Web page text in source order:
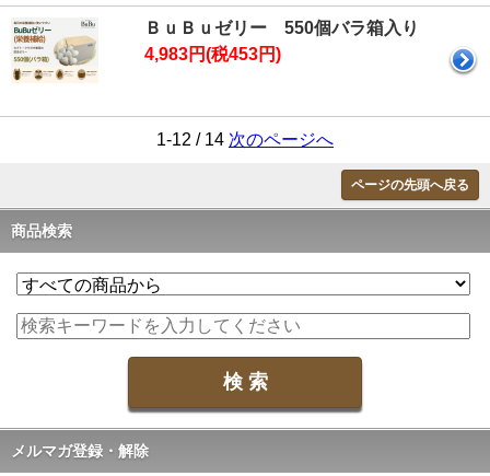
ＢｕＢｕゼリー 550個バラ箱入り
4,983円(税453円)
1-12 / 14 次のページへ
ページの先頭へ戻る
商品検索
メルマガ登録・解除